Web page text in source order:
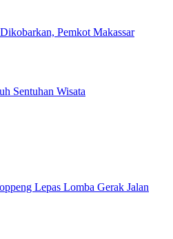
Pemkot Makassar
Sentuhan Wisata
Lepas Lomba Gerak Jalan